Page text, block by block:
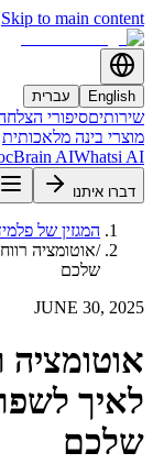
Skip to main content
English עברית
שירותיםסיפורי
מוצרי בינה מלאכותית
AIWhatsi AI
דברו איתנו
המגזין של
/אוטומציה
שלכם
JUNE 30, 2025
אוטומציה
לאיך
שלכם